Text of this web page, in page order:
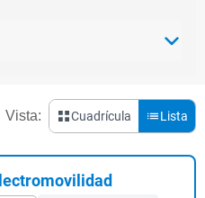
Vista: Cuadrícula Lista